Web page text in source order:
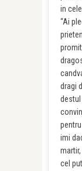
in
“Ai
dragi
imi
cel